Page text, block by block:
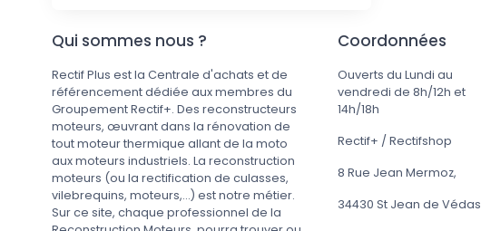
Qui sommes nous ?
Rectif Plus est la Centrale d'achats et de
référencement dédiée aux membres du
Groupement Rectif+. Des reconstructeurs
moteurs, œuvrant dans la rénovation de
tout moteur thermique allant de la moto
aux moteurs industriels. La reconstruction
moteurs (ou la rectification de culasses,
vilebrequins, moteurs,...) est notre métier.
Sur ce site, chaque professionnel de la
Coordonnées
Ouverts du Lundi au
vendredi de 8h/12h et
14h/18h
Rectif+ / Rectifshop
8 Rue Jean Mermoz,
34430 St Jean de Védas